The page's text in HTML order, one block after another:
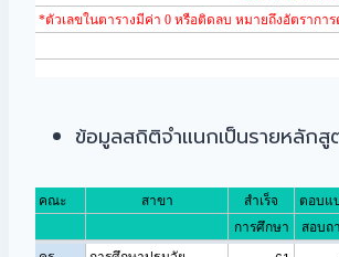
ข้อมูลสถิติจำแนกเป็นรายหลักสู